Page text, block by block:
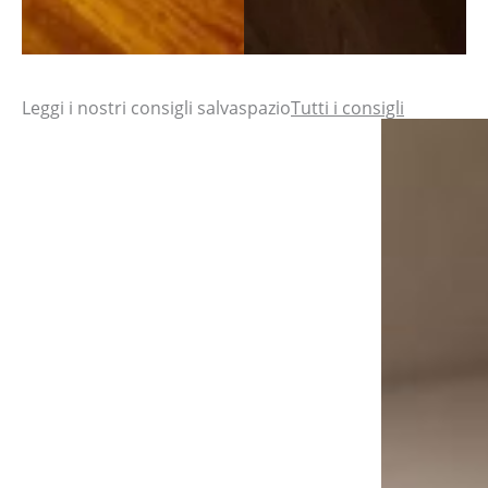
Leggi i nostri consigli salvaspazioTutti i consigli